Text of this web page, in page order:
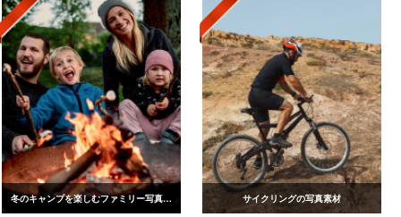
冬のキャンプを楽しむファミリー写真素材 サイクリングの写真素材